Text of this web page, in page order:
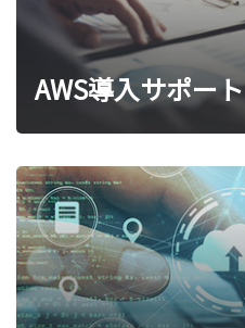
AWS導入サポート